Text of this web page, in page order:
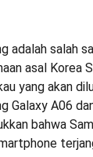
adalah salah
asal Korea
yang akan
Galaxy A06
bahwa